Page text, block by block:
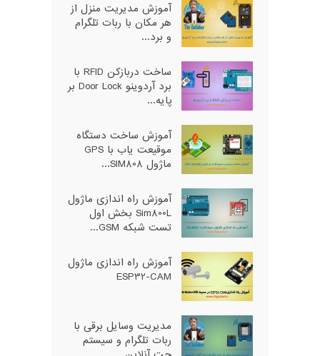
آموزش مدیریت منزل از
هر مکان با ربات تلگرام
و برد...
ساخت دربازکن RFID با
برد آردوینو Door Lock بر
پایه...
آموزش ساخت دستگاه
موقیعت یاب با GPS
ماژول SIM808...
آموزش راه اندازی ماژول
Sim800L بخش اول
تست شبکه GSM...
آموزش راه اندازی ماژول
ESP32-CAM
مدیریت وسایل برقی با
ربات تلگرام و سیستم